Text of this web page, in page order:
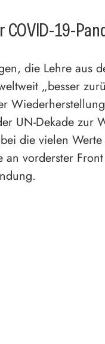
COVID-19-
die Lehre aus
„besser
UN-Dekade zur
die vielen
an vorderster